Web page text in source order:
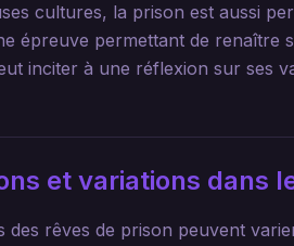
cultures, la prison est aussi
épreuve permettant de
inciter à une réflexion sur ses
et variations dans
des rêves de prison peuvent